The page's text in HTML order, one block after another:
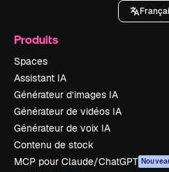
Produits
Spaces
Assistant IA
Générateur d’images IA
Générateur de vidéos IA
Générateur de voix IA
Contenu de stock
MCP pour Claude/ChatGPT